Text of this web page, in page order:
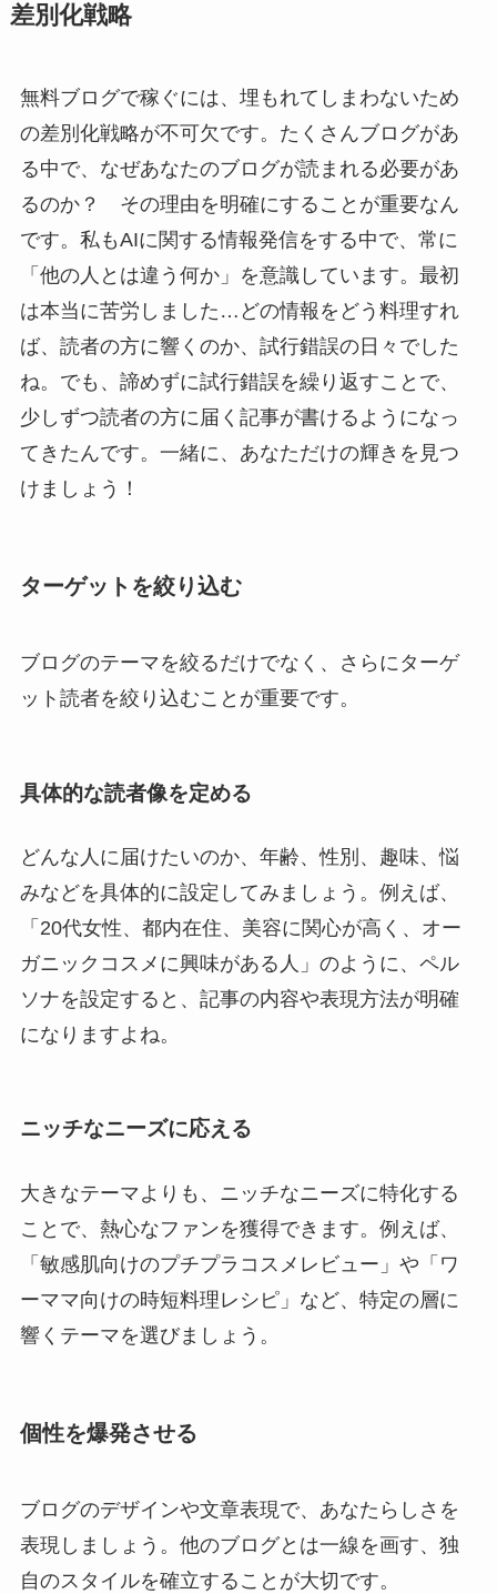
差別化戦略
無料ブログで稼ぐには、埋もれてしまわないため
の差別化戦略が不可欠です。たくさんブログがあ
る中で、なぜあなたのブログが読まれる必要があ
るのか？ その理由を明確にすることが重要なん
です。私もAIに関する情報発信をする中で、常に
「他の人とは違う何か」を意識しています。最初
は本当に苦労しました…どの情報をどう料理すれ
ば、読者の方に響くのか、試行錯誤の日々でした
ね。でも、諦めずに試行錯誤を繰り返すことで、
少しずつ読者の方に届く記事が書けるようになっ
てきたんです。一緒に、あなただけの輝きを見つ
けましょう！
ターゲットを絞り込む
ブログのテーマを絞るだけでなく、さらにターゲ
ット読者を絞り込むことが重要です。
具体的な読者像を定める
どんな人に届けたいのか、年齢、性別、趣味、悩
みなどを具体的に設定してみましょう。例えば、
「20代女性、都内在住、美容に関心が高く、オー
ガニックコスメに興味がある人」のように、ペル
ソナを設定すると、記事の内容や表現方法が明確
になりますよね。
ニッチなニーズに応える
大きなテーマよりも、ニッチなニーズに特化する
ことで、熱心なファンを獲得できます。例えば、
「敏感肌向けのプチプラコスメレビュー」や「ワ
ーママ向けの時短料理レシピ」など、特定の層に
響くテーマを選びましょう。
個性を爆発させる
ブログのデザインや文章表現で、あなたらしさを
表現しましょう。他のブログとは一線を画す、独
自のスタイルを確立することが大切です。